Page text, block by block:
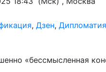
, Дзен, Дипломатия
«бессмысленная